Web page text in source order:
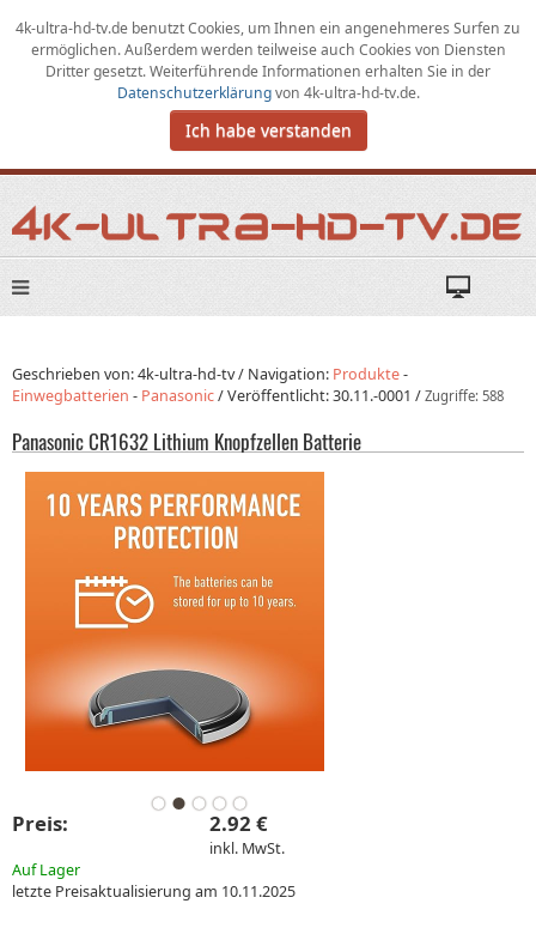
4k-ultra-hd-tv.de benutzt Cookies, umIhnen ein angenehmeres Surfen zu
ermöglichen.Außerdem werden teilweise auch Cookies von Diensten
Dritter gesetzt. Weiterführende Informationen erhalten Sie in der
Datenschutzerklärungvon 4k-ultra-hd-tv.de.
Ich habe verstanden
Geschrieben von: 4k-ultra-hd-tv / Navigation: Produkte-
Einwegbatterien - Panasonic/Veröffentlicht:30.11.-0001 / Zugriffe: 588
Panasonic CR1632 Lithium Knopfzellen Batterie
Preis: 2.92 €
inkl. MwSt.
Auf Lager
letzte Preisaktualisierung am 10.11.2025